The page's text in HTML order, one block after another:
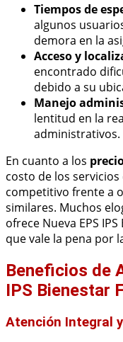
Tiempos de
algunos
demora en la
Acceso y
encontrado
debido a su
Manejo
lentitud en la
administrativos.
En cuanto a los
costo de los servicios
competitivo frente a
similares. Muchos
ofrece Nueva EPS
que vale la pena por
Beneficios de
IPS Bienestar
Atención Integral